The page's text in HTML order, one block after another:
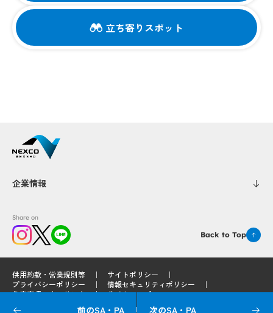
立ち寄りスポット
前のSA・PA 次のSA・PA
企業情報
Share on
Back to Top
供用約款・営業規則等
サイトポリシー
プライバシーポリシー
情報セキュリティポリシー
免責事項
リンク サイトマップ
© 2025 West Nippon Expressway Service Holdings Company Limited